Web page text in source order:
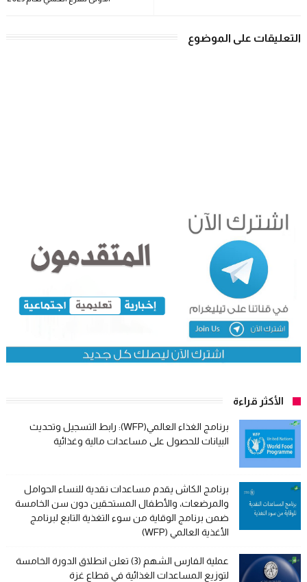
التعليقات على الموضوع
الأكثر قراءة
برنامج الغذاء العالمي(WFP): رابط التسجيل وتحديث
البيانات للحصول على مساعدات مالية وغذائية
برنامج الكاش يقدم مساعدات نقدية للنساء الحوامل
والمرضعات، والأطفال المستحقين دون سن الخامسة
ضمن برنامج الوقاية من سوء التغذية التابع لبرنامج
الأغذية العالمي (WFP)
عملية الفارس الشهم (3) تعلن انطلاق الدورة الخامسة
لتوزيع المساعدات الغذائية في قطاع غزة